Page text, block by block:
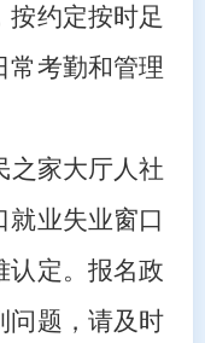
按约定按时足
常考勤和管理
之家大厅人社
业失业窗口
认定。报名政
问题，请及时